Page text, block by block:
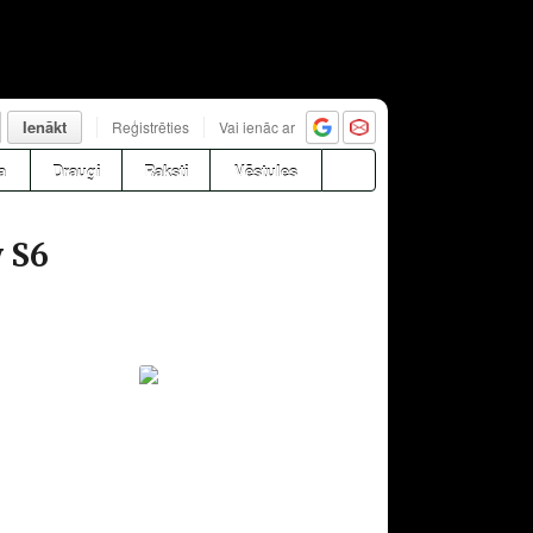
Ienākt Reģistrēties Vai ienāc ar
Draugi Raksti Vēstules